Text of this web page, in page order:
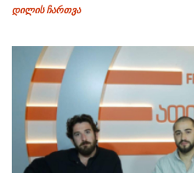
დილის ჩართვა